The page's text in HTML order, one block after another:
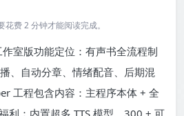
费 2 分钟才能阅读完成。
室版功能定位：有声书全流程制
、自动分章、情绪配音、后期混
工程包含内容：主程序本体 + 全
利：内置超多 TTS 模型、300 + 可